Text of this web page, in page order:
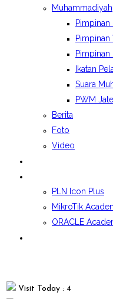
Muhammadiyah
Pimpinan
Pimpinan
Pimpinan
Ikatan
Suara
PWM
Berita
Foto
Video
PLN Icon Plus
MikroTik
ORACLE
Visit Today : 4